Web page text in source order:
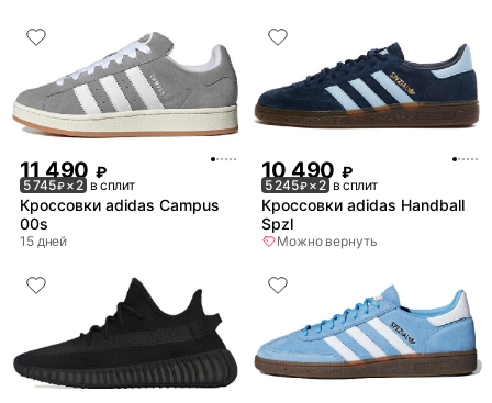
11 490 ₽
5 745₽× 2 в сплит
Кроссовки adidas Campus
00s
15 дней
10 490 ₽
5 245₽× 2 в сплит
Кроссовки adidas Handball
Spzl
Можно вернуть